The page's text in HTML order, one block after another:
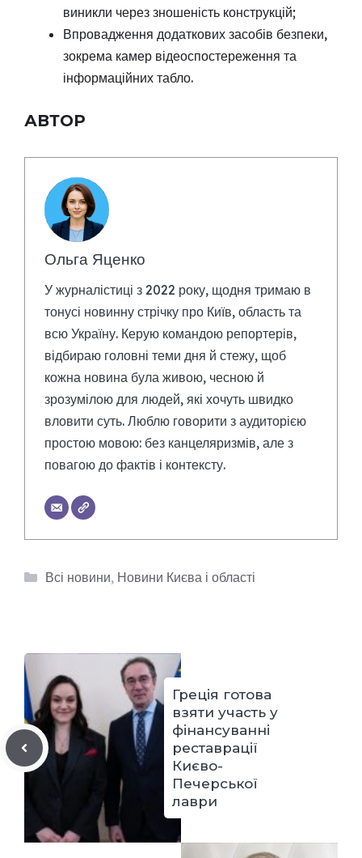
виникли через зношеність конструкцій;
Впровадження додаткових засобів безпеки,
зокрема камер відеоспостереження та
інформаційних табло.
АВТОР
Ольга Яценко
У журналістиці з 2022 року, щодня тримаю в
тонусі новинну стрічку про Київ, область та
всю Україну. Керую командою репортерів,
відбираю головні теми дня й стежу, щоб
кожна новина була живою, чесною й
зрозумілою для людей, які хочуть швидко
вловити суть. Люблю говорити з аудиторією
простою мовою: без канцеляризмів, але з
повагою до фактів і контексту.
Категорії
Всі новини, Новини Києва і області
Греція готова
взяти участь у
фінансуванні
реставрації
Києво-
Печерської
лаври